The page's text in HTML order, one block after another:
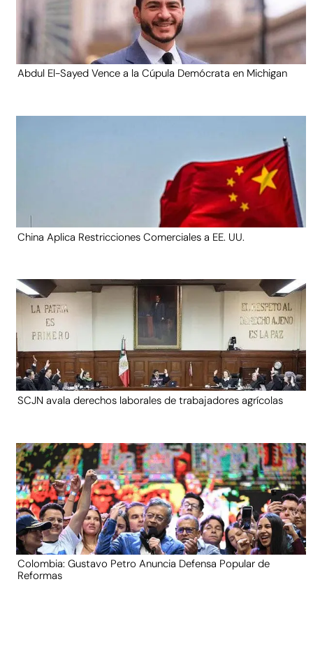
Abdul El-Sayed Vence a la Cúpula Demócrata en Michigan
China Aplica Restricciones Comerciales a EE. UU.
SCJN avala derechos laborales de trabajadores agrícolas
Colombia: Gustavo Petro Anuncia Defensa Popular de
Reformas